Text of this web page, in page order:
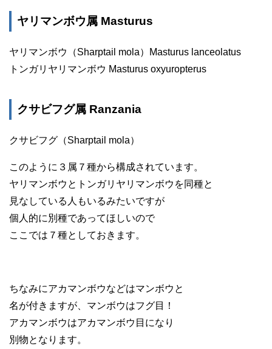
ヤリマンボウ属 Masturus
ヤリマンボウ（Sharptail mola）Masturus lanceolatus
トンガリヤリマンボウ Masturus oxyuropterus
クサビフグ属 Ranzania
クサビフグ（Sharptail mola）
このように３属７種から構成されています。
ヤリマンボウとトンガリヤリマンボウを同種と
見なしている人もいるみたいですが
個人的に別種であってほしいので
ここでは７種としておきます。
ちなみにアカマンボウなどはマンボウと
名が付きますが、マンボウはフグ目！
アカマンボウはアカマンボウ目になり
別物となります。